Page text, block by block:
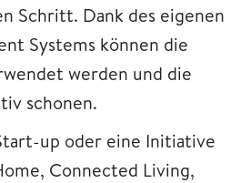
Schritt. Dank des eigenen
Systems können die
werden und die
schonen.
up oder eine Initiative
Connected Living,